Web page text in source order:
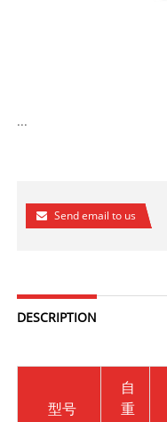
...
Send email to us
DESCRIPTION
型号
自
重